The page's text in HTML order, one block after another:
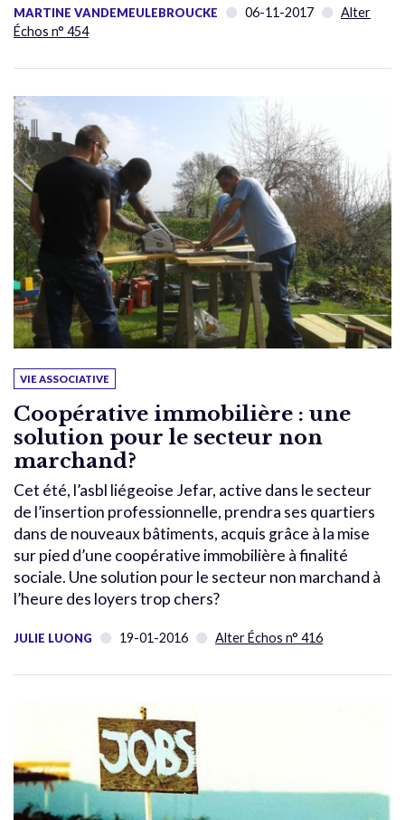
MARTINE VANDEMEULEBROUCKE 06-11-2017
Alter
Échos n° 454
VIE ASSOCIATIVE
Coopérative immobilière : une
solution pour le secteur non
marchand?
Cet été, l’asbl liégeoise Jefar, active dans le secteur
de l’insertion professionnelle, prendra ses quartiers
dans de nouveaux bâtiments, acquis grâce à la mise
sur pied d’une coopérative immobilière à finalité
sociale. Une solution pour le secteur non marchand à
l’heure des loyers trop chers?
JULIE LUONG 19-01-2016 Alter Échos n° 416